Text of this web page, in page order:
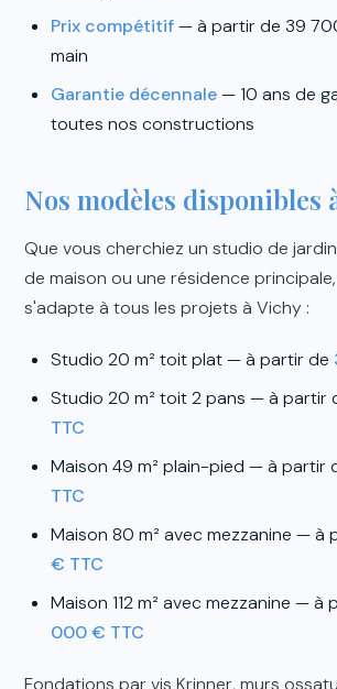
Prix compétitif— à partir de 39
main
Garantie décennale— 10 ans de
toutes nos constructions
Nos modèles disponibles
Que vous cherchiez un studio de
de maison ou une résidence
s'adapte à tous les projets à Vichy :
Studio 20 m² toit plat — à partir de
Studio 20 m² toit 2 pans — à partir
TTC
Maison 49 m² plain-pied — à partir
TTC
Maison 80 m² avec mezzanine — à
€ TTC
Maison 112 m² avec mezzanine — à
000 € TTC
Fondations par vis Krinner, murs